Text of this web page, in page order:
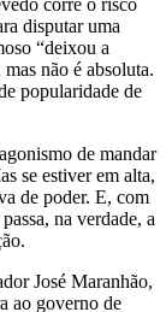
disputar uma
“deixou a
não é absoluta.
popularidade de
de mandar
se estiver em alta,
de poder. E, com
na verdade, a
José Maranhão,
ao governo de